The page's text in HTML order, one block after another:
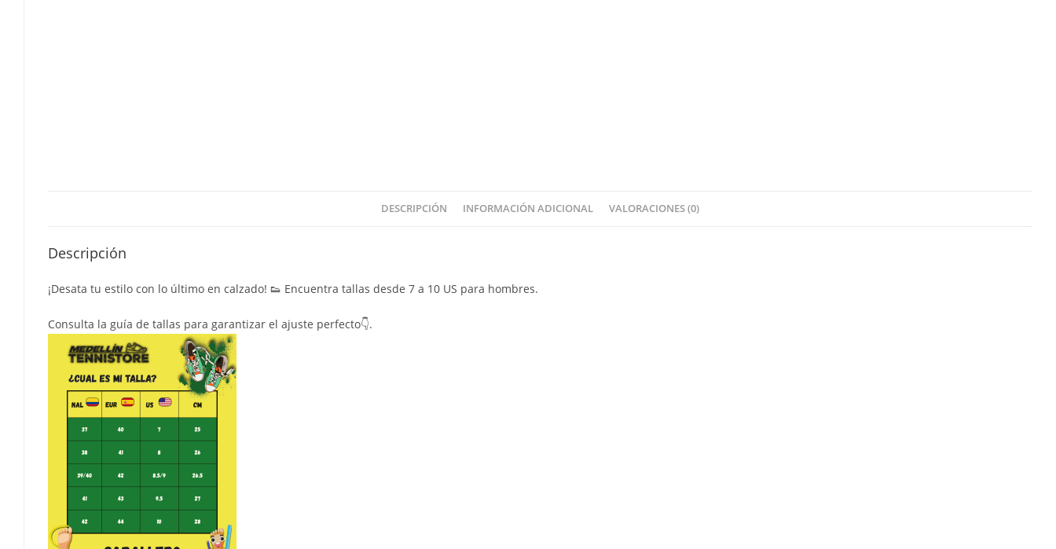
DESCRIPCIÓN INFORMACIÓN ADICIONAL VALORACIONES (0)
Descripción
¡Desata tu estilo con lo último en calzado! 👟 Encuentra tallas desde 7 a 10 US para hombres.
Consulta la guía de tallas para garantizar el ajuste perfecto👇.